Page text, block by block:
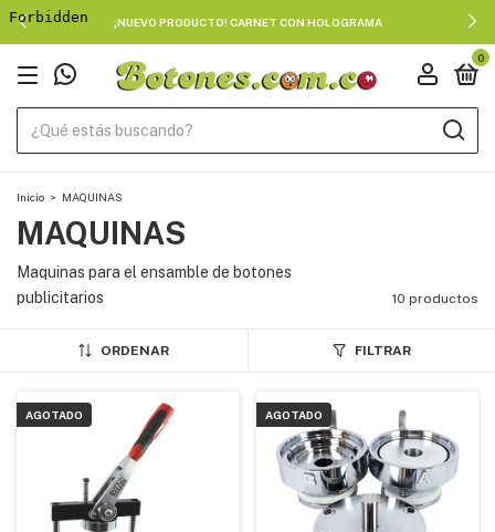
¡NUEVO PRODUCTO! CARNET CON HOLOGRAMA
0
Inicio > MAQUINAS
MAQUINAS
Maquinas para el ensamble de botones
publicitarios
10 productos
ORDENAR FILTRAR
AGOTADO AGOTADO